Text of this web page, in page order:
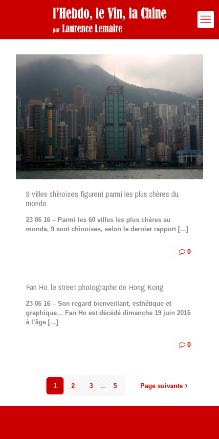
9 villes chinoises figurent parmi les plus chères du
monde
23 06 16 – Parmi les 60 villes les plus chères au
monde, 9 sont chinoises, selon le dernier rapport […]
0
Fan Ho, le street photographe de Hong Kong
23 06 16 – Son regard bienveillant, esthétique et
graphique… Fan Ho est décédé dimanche 19 juin 2016
à l’âge […]
0
1 2 3 ... 5 Page suivante